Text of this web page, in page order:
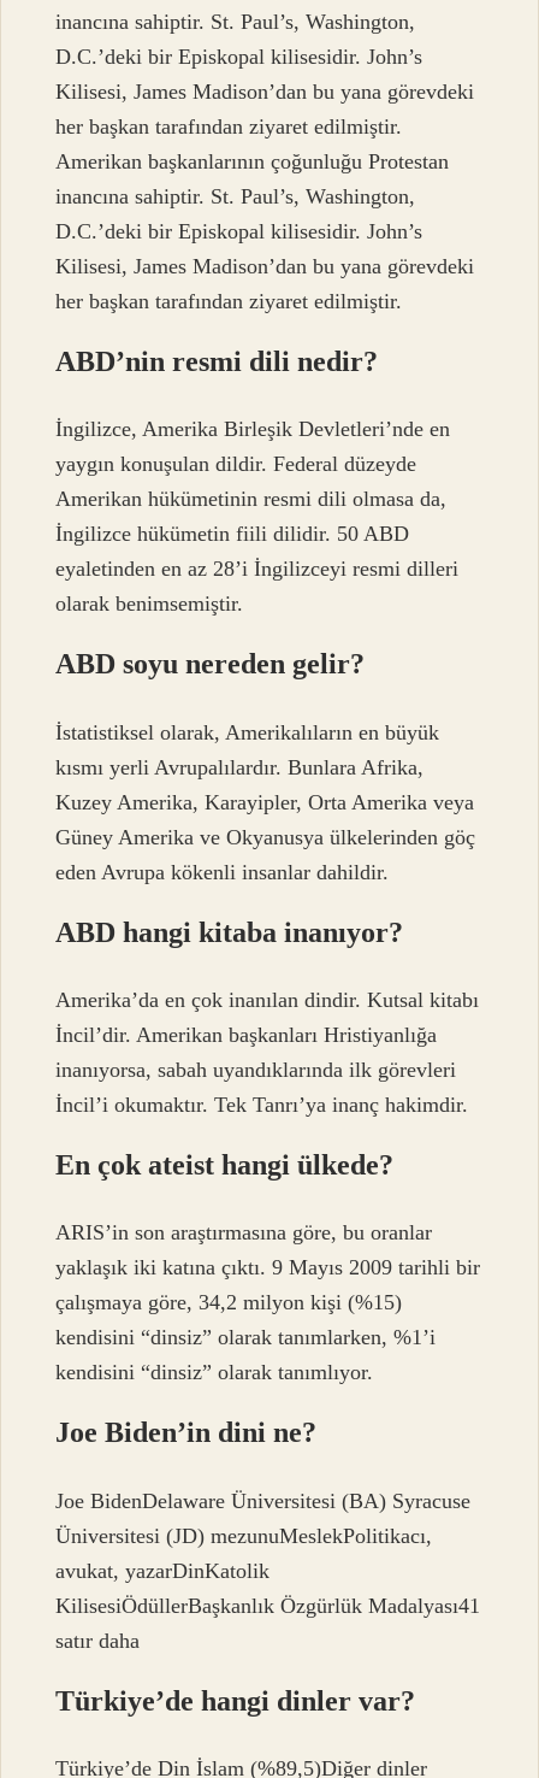
inancına sahiptir. St. Paul’s, Washington,
D.C.’deki bir Episkopal kilisesidir. John’s
Kilisesi, James Madison’dan bu yana görevdeki
her başkan tarafından ziyaret edilmiştir.
Amerikan başkanlarının çoğunluğu Protestan
inancına sahiptir. St. Paul’s, Washington,
D.C.’deki bir Episkopal kilisesidir. John’s
Kilisesi, James Madison’dan bu yana görevdeki
her başkan tarafından ziyaret edilmiştir.
ABD’nin resmi dili nedir?
İngilizce, Amerika Birleşik Devletleri’nde en
yaygın konuşulan dildir. Federal düzeyde
Amerikan hükümetinin resmi dili olmasa da,
İngilizce hükümetin fiili dilidir. 50 ABD
eyaletinden en az 28’i İngilizceyi resmi dilleri
olarak benimsemiştir.
ABD soyu nereden gelir?
İstatistiksel olarak, Amerikalıların en büyük
kısmı yerli Avrupalılardır. Bunlara Afrika,
Kuzey Amerika, Karayipler, Orta Amerika veya
Güney Amerika ve Okyanusya ülkelerinden göç
eden Avrupa kökenli insanlar dahildir.
ABD hangi kitaba inanıyor?
Amerika’da en çok inanılan dindir. Kutsal kitabı
İncil’dir. Amerikan başkanları Hristiyanlığa
inanıyorsa, sabah uyandıklarında ilk görevleri
İncil’i okumaktır. Tek Tanrı’ya inanç hakimdir.
En çok ateist hangi ülkede?
ARIS’in son araştırmasına göre, bu oranlar
yaklaşık iki katına çıktı. 9 Mayıs 2009 tarihli bir
çalışmaya göre, 34,2 milyon kişi (%15)
kendisini “dinsiz” olarak tanımlarken, %1’i
kendisini “dinsiz” olarak tanımlıyor.
Joe Biden’in dini ne?
Joe BidenDelaware Üniversitesi (BA) Syracuse
Üniversitesi (JD) mezunuMeslekPolitikacı,
avukat, yazarDinKatolik
KilisesiÖdüllerBaşkanlık Özgürlük Madalyası41
satır daha
Türkiye’de hangi dinler var?
Türkiye’de Din İslam (%89,5)Diğer dinler